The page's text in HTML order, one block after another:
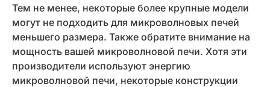
Тем не менее, некоторые более крупные модели
могут не подходить для микроволновых печей
меньшего размера. Также обратите внимание на
мощность вашей микроволновой печи. Хотя эти
производители используют энергию
микроволновой печи, некоторые конструкции